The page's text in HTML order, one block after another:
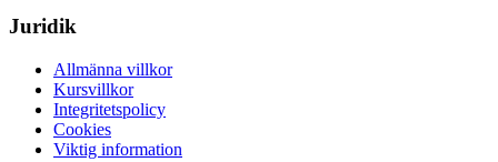
Juridik
Allmänna villkor
Kursvillkor
Integritetspolicy
Cookies
Viktig information